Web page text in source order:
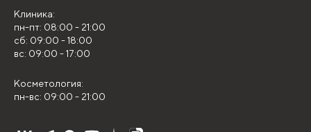
Клиника:
пн-пт: 08:00 - 21:00
сб: 09:00 - 18:00
вс: 09:00 - 17:00
Косметология:
пн-вс: 09:00 - 21:00